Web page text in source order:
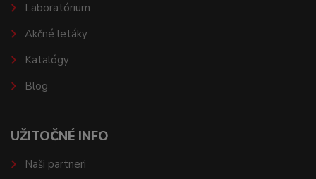
Laboratórium
Akčné letáky
Katalógy
Blog
UŽITOČNÉ INFO
Naši partneri